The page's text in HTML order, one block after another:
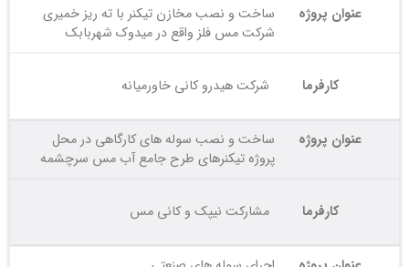
عنوان پروژه
ساخت و نصب مخازن تیکنر با ته ریز خمیری
شرکت مس فلز واقع در میدوک شهربابک
کارفرما شرکت هیدرو کانی خاورمیانه
عنوان پروژه
ساخت و نصب سوله های کارگاهی در محل
پروژه تیکنرهای طرح جامع آب مس سرچشمه
کارفرما مشارکت نیپک و کانی مس